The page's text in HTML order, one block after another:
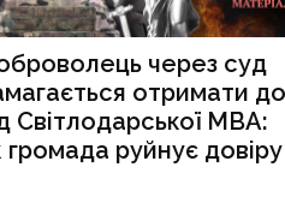
через суд
отримати
Світлодарської МВА:
громада руйнує